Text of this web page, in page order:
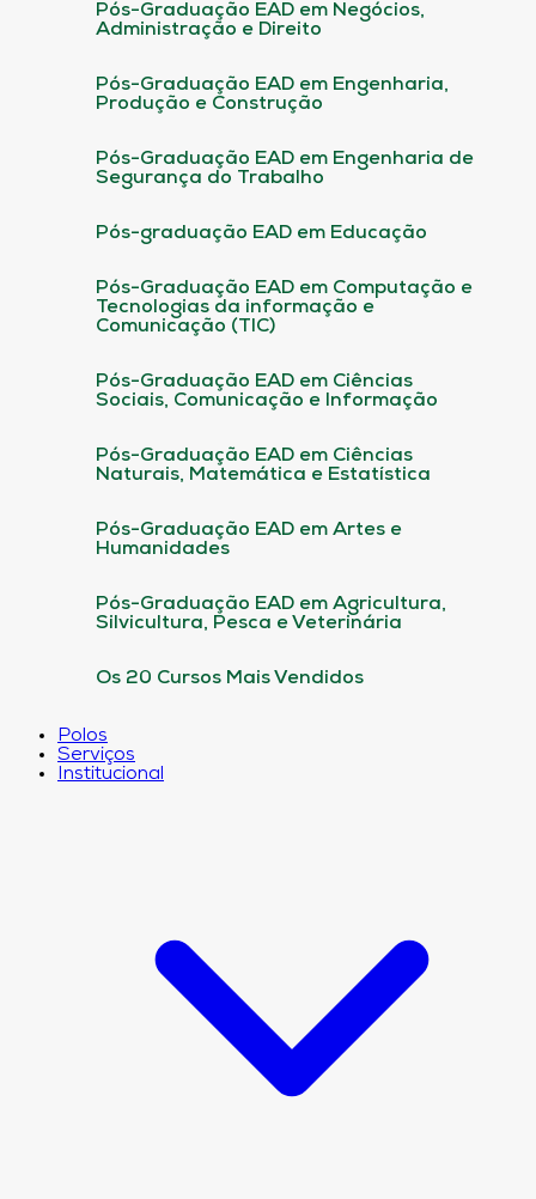
Pós-Graduação EAD em Negócios,
Administração e Direito
Pós-Graduação EAD em Engenharia,
Produção e Construção
Pós-Graduação EAD em Engenharia de
Segurança do Trabalho
Pós-graduação EAD em Educação
Pós-Graduação EAD em Computação e
Tecnologias da informação e
Comunicação (TIC)
Pós-Graduação EAD em Ciências
Sociais, Comunicação e Informação
Pós-Graduação EAD em Ciências
Naturais, Matemática e Estatística
Pós-Graduação EAD em Artes e
Humanidades
Pós-Graduação EAD em Agricultura,
Silvicultura, Pesca e Veterinária
Os 20 Cursos Mais Vendidos
Polos
Serviços
Institucional